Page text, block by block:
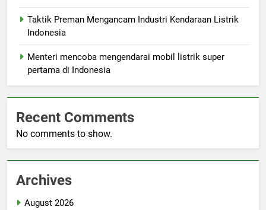
Taktik Preman Mengancam Industri Kendaraan Listrik
Indonesia
Menteri mencoba mengendarai mobil listrik super
pertama di Indonesia
Recent Comments
No comments to show.
Archives
August 2026